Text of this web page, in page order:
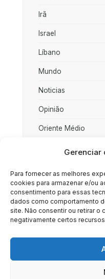
Gerenciar
Para fornecer as melhores
cookies para armazenar e/ou
consentimento para essas
dados como comportamento
site. Não consentir ou retirar
negativamente certos
Irã
Israel
Líbano
Mundo
Noticias
Opinião
Oriente Médio
Rússia
Sociedade
Uncategorized